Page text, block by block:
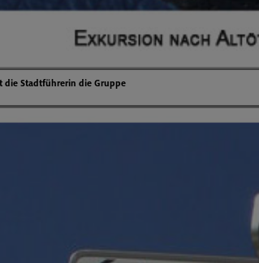
die Stadtführerin die Gruppe